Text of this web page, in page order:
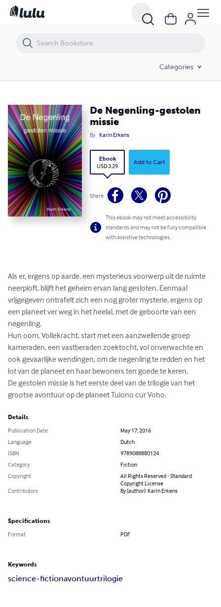
Categories
De Negenling-gestolen
missie
By Karin Erkens
Ebook
USD 3.29
Add to Cart
Share
This ebook may not meet accessibility
standards and may not be fully compatible
with assistive technologies.
Als er, ergens op aarde, een mysterieus voorwerp uit de ruimte
neerploft, blijft het geheim ervan lang gesloten. Eenmaal
vrijgegeven ontrafelt zich een nog groter mysterie, ergens op
een planeet ver weg in het heelal, met de geboorte van een
negenling.
Hun oom, Vollekracht, start met een aanzwellende groep
kameraden, een vastberaden zoektocht, vol onverwachte en
ook gevaarlijke wendingen, om de negenling te redden en het
lot van de planeet en haar bewoners ten goede te keren.
De gestolen missie is het eerste deel van de trilogie van het
grootse avontuur op de planeet Tuiono cur Voho.
Details
Publication Date
May 17, 2016
Language
Dutch
ISBN
9789088880124
Category
Fiction
Copyright
All Rights Reserved - Standard
Copyright License
Contributors
By (author): Karin Erkens
Specifications
Format PDF
Keywords
science-fictionavontuurtrilogie
De Negenling-gestolen missie